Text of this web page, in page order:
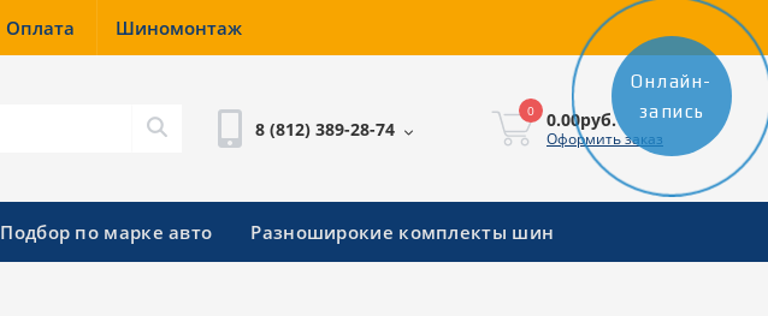
Оплата Шиномонтаж
8 (812) 389-28-74
0 0.00руб.
Оформить заказ
Подбор по марке авто Разноширокие комплекты шин
Онлайн-
запись